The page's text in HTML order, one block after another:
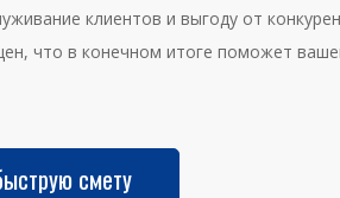
клиентов и выгоду от
что в конечном итоге поможет
смету